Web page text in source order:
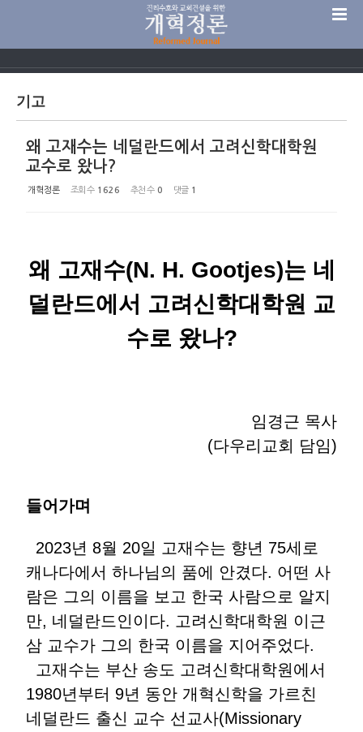
기고
왜 고재수는 네덜란드에서 고려신학대학원
교수로 왔나?
개혁정론 조회 수 1626 추천 수 0 댓글 1
왜 고재수(N. H. Gootjes)는 네
덜란드에서 고려신학대학원 교
수로 왔나?
임경근 목사
(다우리교회 담임)
들어가며
2023년 8월 20일 고재수는 향년 75세로
캐나다에서 하나님의 품에 안겼다. 어떤 사
람은 그의 이름을 보고 한국 사람으로 알지
만, 네덜란드인이다. 고려신학대학원 이근
삼 교수가 그의 한국 이름을 지어주었다.
고재수는 부산 송도 고려신학대학원에서
1980년부터 9년 동안 개혁신학을 가르친
네덜란드 출신 교수 선교사(Missionary
Sketchbook5, 스케치북5
Sketchbook5, 스케치북5